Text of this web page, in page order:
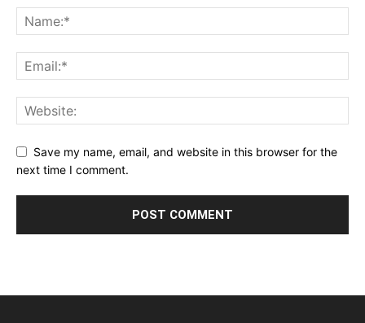
Save my name, email, and website in this browser for the
next time I comment.